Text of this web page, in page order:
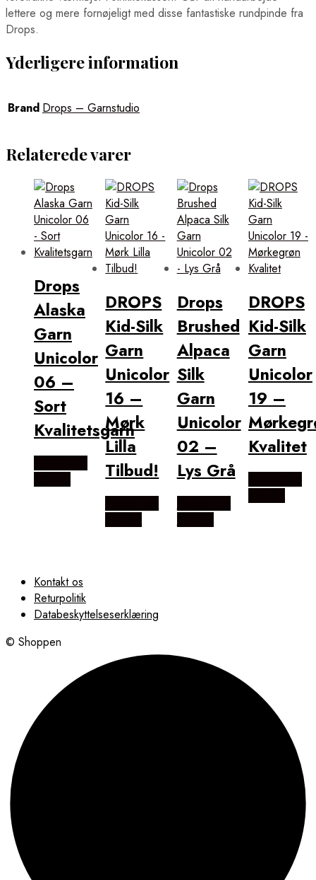
lettere og mere fornøjeligt med disse fantastiske rundpinde fra
Drops.
Yderligere information
Brand Drops – Garnstudio
Relaterede varer
Drops
Alaska
Garn
Unicolor
06 –
Sort
Kvalitetsgarn
DROPS
Kid-Silk
Garn
Unicolor
16 –
Mørk
Lilla
Tilbud!
Drops
Brushed
Alpaca
Silk
Garn
Unicolor
02 –
Lys Grå
DROPS
Kid-Silk
Garn
Unicolor
19 –
Kvalitet
Kontakt os
Returpolitik
Databeskyttelseserklæring
© Shoppen